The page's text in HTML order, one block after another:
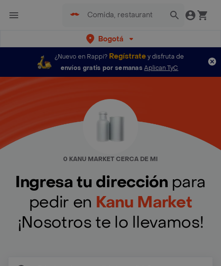
Bogotá
¿Nuevo en Rappi? Regístratey disfruta de
envíos gratis por semanas Aplican TyC
0 KANU MARKET CERCA DE MI
Ingresa tu dirección para
pedir en Kanu Market
¡Nosotros te lo llevamos!